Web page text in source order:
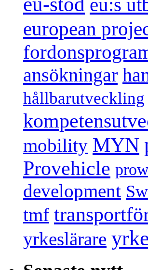
european
ansökningar
hållbarutveckling
mobility MYN
Provehicle
development
tmf
yrkeslärare